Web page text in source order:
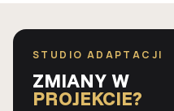
STUDIO ADAPTACJI
ZMIANY W
PROJEKCIE?